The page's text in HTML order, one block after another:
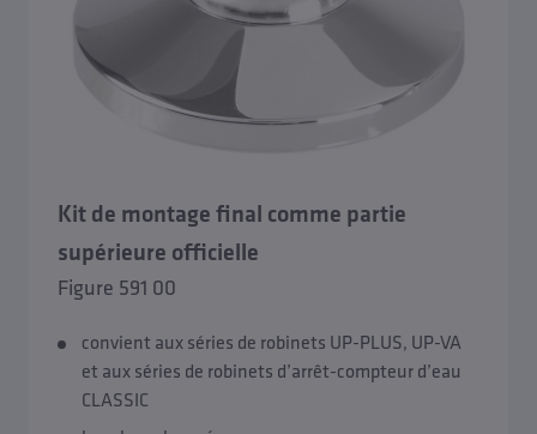
Kit de montage final comme partie
supérieure officielle
Figure 591 00
convient aux séries de robinets UP-PLUS, UP-VA
et aux séries de robinets d’arrêt-compteur d’eau
CLASSIC